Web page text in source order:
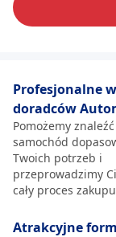
Profesjonalne
doradców
Pomożemy znaleźć
samochód
Twoich potrzeb i
przeprowadzimy
cały proces
Atrakcyjne